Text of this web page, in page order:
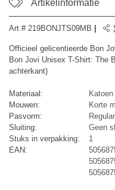
Artikelinformatie
Art.# 219BONJTS09MB
Officieel gelicentieerde Bon
Bon Jovi Unisex T-Shirt: The
achterkant)
Materiaal:
Katoen
Mouwen:
Korte
Pasvorm:
Sluiting:
Geen
Stuks in verpakking:
1
EAN: